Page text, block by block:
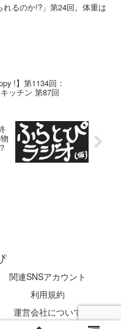
るのか!?」第24回。体重は
!】第1134回：
ッチン 第87回
関連SNSアカウント
利用規約
運営会社について